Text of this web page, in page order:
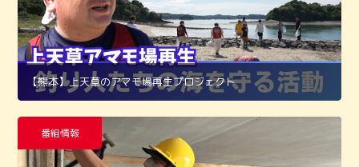
【熊本】上天草のアマモ場再生プロジェクト
番組情報